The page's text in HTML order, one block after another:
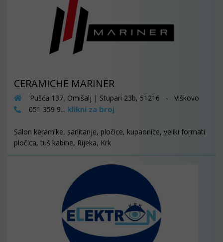
CERAMICHE MARINER
Pušća 137, Omišalj | Stupari 23b, 51216 - Viškovo
051 359 9... klikni za broj
Salon keramike, sanitarije, pločice, kupaonice, veliki formati
pločica, tuš kabine, Rijeka, Krk